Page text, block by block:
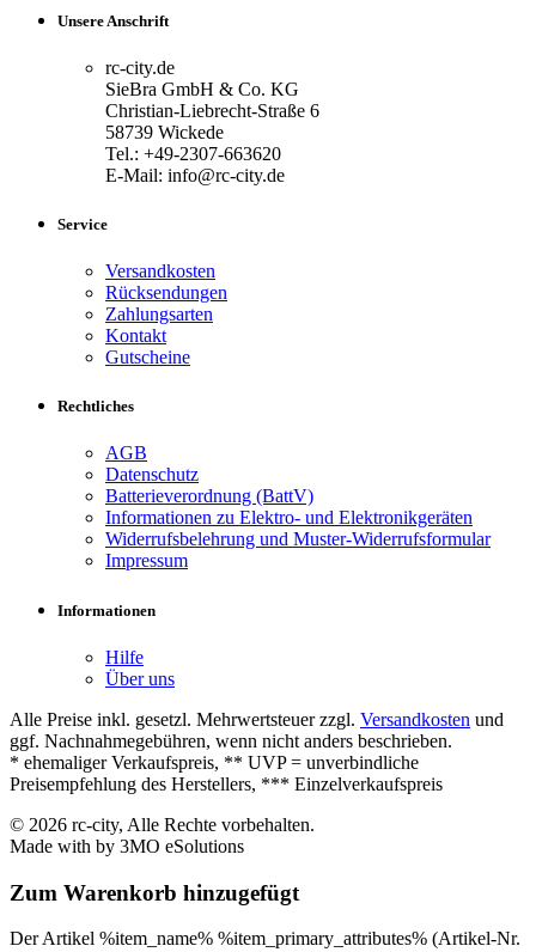
Unsere Anschrift
rc-city.de
SieBra GmbH & Co. KG
Christian-Liebrecht-Straße 6
58739 Wickede
Tel.: +49-2307-663620
E-Mail: info@rc-city.de
Service
Versandkosten
Rücksendungen
Zahlungsarten
Kontakt
Gutscheine
Rechtliches
AGB
Datenschutz
Batterieverordnung (BattV)
Informationen zu Elektro- und Elektronikgeräten
Widerrufsbelehrung und Muster-Widerrufsformular
Impressum
Informationen
Hilfe
Über uns
Alle Preise inkl. gesetzl. Mehrwertsteuer zzgl. Versandkosten und
ggf. Nachnahmegebühren, wenn nicht anders beschrieben.
* ehemaliger Verkaufspreis, ** UVP = unverbindliche
Preisempfehlung des Herstellers, *** Einzelverkaufspreis
© 2026 rc-city, Alle Rechte vorbehalten.
Made with by 3MO eSolutions
Zum Warenkorb hinzugefügt
Der Artikel %item_name% %item_primary_attributes% (Artikel-Nr.